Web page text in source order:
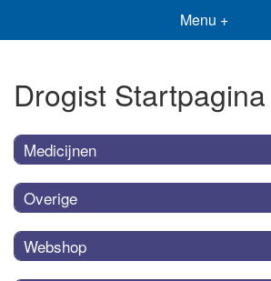
Menu +
Drogist Startpagina
Medicijnen
Overige
Webshop